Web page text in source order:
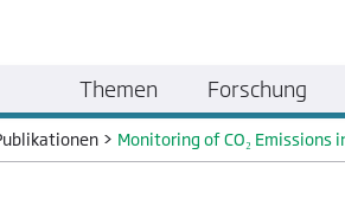
> Monitoring of CO₂
Themen Forschung